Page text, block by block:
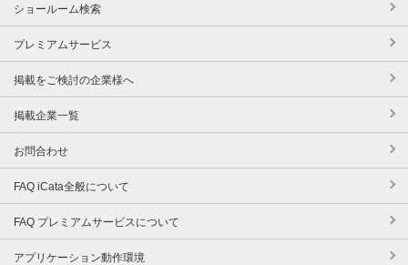
ショールーム検索
プレミアムサービス
掲載をご検討の企業様へ
掲載企業一覧
お問合わせ
FAQ iCata全般について
FAQ プレミアムサービスについて
アプリケーション動作環境